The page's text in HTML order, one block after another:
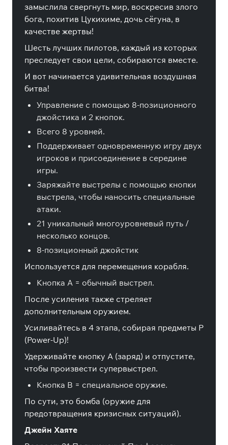
замыслила свергнуть мир, воскресив злого
бога, похитив Цукихиме, дочь сёгуна, в
качестве жертвы!
Шесть лучших пилотов, каждый из которых
преследует свои цели, собираются вместе.
И вот начинается удивительная воздушная
битва!
Управление с помощью 8-позиционного
джойстика и 2 кнопок.
Всего 8 уровней.
Поддерживает одновременную игру двух
игроков и присоединение в середине
игры.
Заряжайте выстрелы с помощью кнопки
выстрела, чтобы наносить специальные
атаки.
21 уникальный многоуровневый путь /
несколько концов.
8-позиционный джойстик
Используется для перемещения корабля.
Кнопка A = обычный выстрел.
После усиления также стреляет
дополнительным оружием.
Усиливайтесь в 4 этапа, собирая предметы P
(Power-Up)!
Удерживайте кнопку A (заряд) и отпустите,
чтобы произвести супервыстрел.
Кнопка B = специальное оружие.
По сути, это бомба (оружие для
предотвращения кризисных ситуаций).
Джейн Хаяте